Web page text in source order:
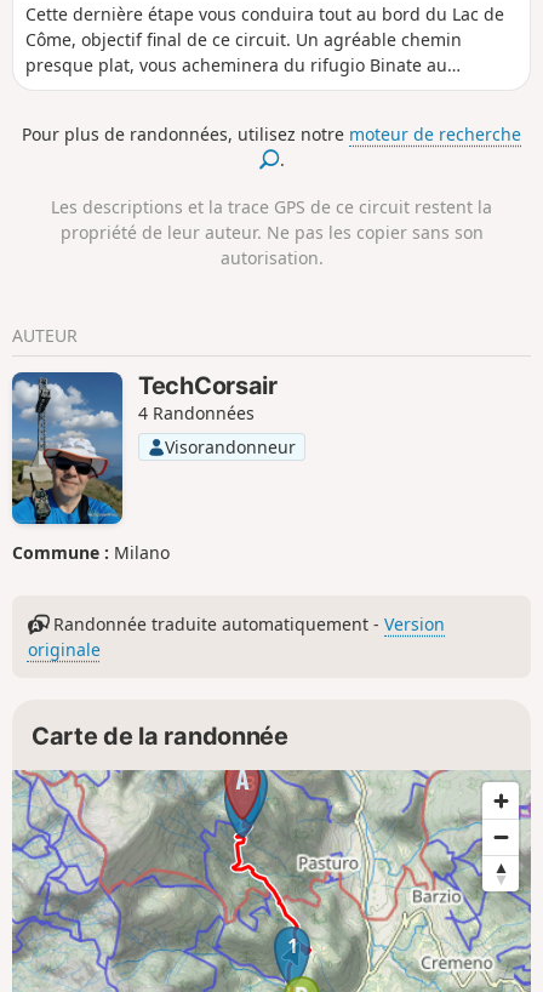
Cette dernière étape vous conduira tout au bord du Lac de
Côme, objectif final de ce circuit. Un agréable chemin
presque plat, vous acheminera du rifugio Binate au
magnifique belvédère du Monte Bisbino. La descente vous
Côme.
Pour plus de randonnées, utilisez notre moteur de recherche
.
Les descriptions et la trace GPS de ce circuit restent la
propriété de leur auteur. Ne pas les copier sans son
autorisation.
AUTEUR
TechCorsair
4 Randonnées
Visorandonneur
Commune : Milano
Randonnée traduite automatiquement -Version
originale
Carte de la randonnée
1
23